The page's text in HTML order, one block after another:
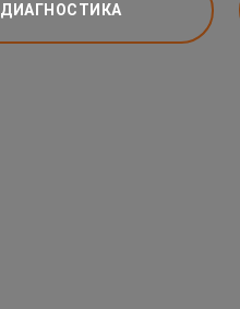
ДИАГНОСТИКА